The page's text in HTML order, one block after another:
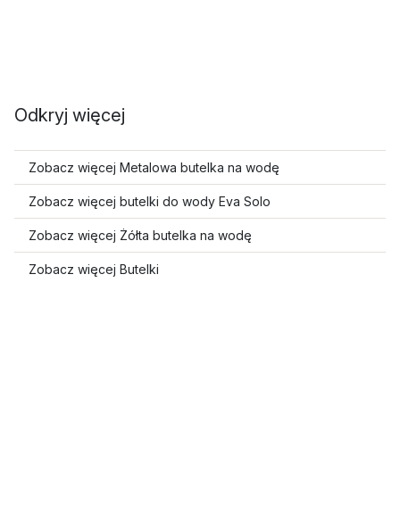
Odkryj więcej
Zobacz więcej Metalowa butelka na wodę
Zobacz więcej butelki do wody Eva Solo
Zobacz więcej Żółta butelka na wodę
Zobacz więcej Butelki